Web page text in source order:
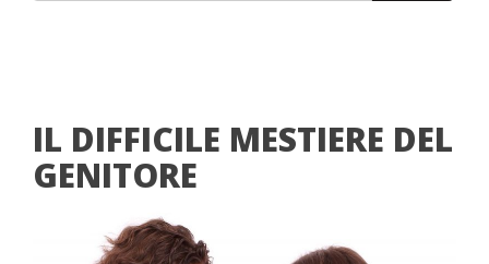
IL DIFFICILE MESTIERE DEL
GENITORE